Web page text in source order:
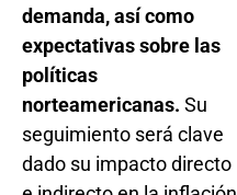
demanda, así como
expectativas sobre las
políticas
norteamericanas. Su
seguimiento será clave
dado su impacto directo